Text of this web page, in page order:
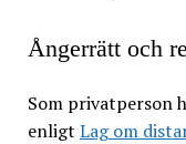
Ångerrätt och
Som privatperson
enligt Lag om